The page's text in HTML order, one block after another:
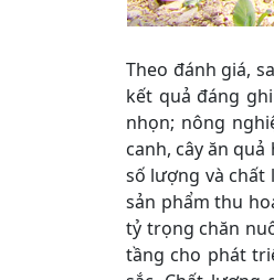
Theo đánh giá,
kết quả đáng
nhọn; nông
canh, cây ăn
số lượng và chất
sản phẩm thu
tỷ trọng chăn
tầng cho phát